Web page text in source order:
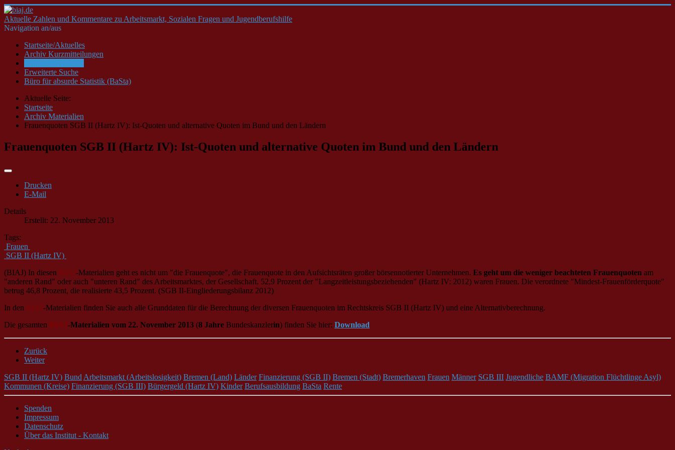
Aktuelle Zahlen und Kommentare zu Arbeitsmarkt, Sozialen Fragen und Jugendberufshilfe
Navigation an/aus
Startseite/Aktuelles
Archiv Kurzmitteilungen
Erweiterte Suche
Büro für absurde Statistik (BaSta)
Aktuelle Seite:
Startseite
Archiv Materialien
Frauenquoten SGB II (Hartz IV): Ist-Quoten und alternative Quoten im Bund und den Ländern
Frauenquoten SGB II (Hartz IV): Ist-Quoten und alternative Quoten im Bund und den Ländern
Drucken
E-Mail
Details
Erstellt: 22. November 2013
Tags:
Frauen
SGB II (Hartz IV)
(BIAJ) In diesen BIAJ-Materialien geht es nicht um "die Frauenquote", die Frauenquote in den Aufsichtsräten großer börsennotierter Unternehmen. Es geht um die weniger beachteten Frauenquoten am
"anderen Rand" oder auch "unteren Rand" des Arbeitsmarktes, der Gesellschaft. 52,9 Prozent der "Langzeitleistungsbeziehenden" (Hartz IV: 2012) waren Frauen. Die verordnete "Mindest-Frauenförderquote"
betrug 46,8 Prozent, die realisierte 43,5 Prozent. (SGB II-Eingliederungsbilanz 2012)
In den BIAJ-Materialien finden Sie auch alle Grunddaten für die Berechnung der diversen Frauenquoten im Rechtskreis SGB II (Hartz IV) und eine Alternativberechnung.
Die gesamten BIAJ-Materialien vom 22. November 2013 (8 Jahre Bundeskanzlerin) finden Sie hier: Download
Zurück
Weiter
SGB II (Hartz IV) Bund Arbeitsmarkt (Arbeitslosigkeit) Bremen (Land) Länder Finanzierung (SGB II) Bremen (Stadt) Bremerhaven Frauen Männer SGB III Jugendliche BAMF (Migration Flüchtlinge Asyl)
Kommunen (Kreise) Finanzierung (SGB III) Bürgergeld (Hartz IV) Kinder Berufsausbildung BaSta Rente
Spenden
Impressum
Datenschutz
Über das Institut - Kontakt